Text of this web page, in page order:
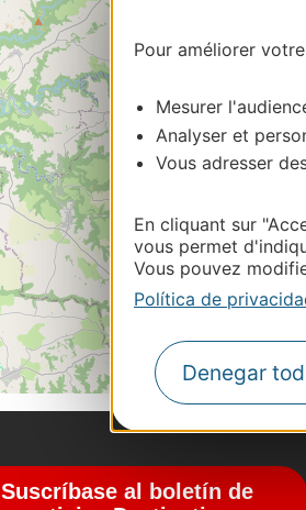
Pour améliorer
Mesurer
Analyser et
Vous adresser
En cliquant sur
vous permet
Vous pouvez
Política de
Denegar
Suscríbase al boletín de